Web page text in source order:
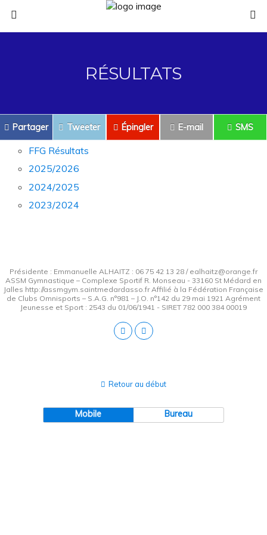
RÉSULTATS
Partager Tweeter Épingler E-mail SMS
FFG Résultats
2025/2026
2024/2025
2023/2024
Présidente : Emmanuelle ALHAITZ : 06 75 42 13 28 / ealhaitz@orange.fr
ASSM Gymnastique – Complexe Sportif R. Monseau - 33160 St Médard en
Jalles http://assmgym.saintmedardasso.fr Affilié à la Fédération Française
de Clubs Omnisports – S.A.G. n°981 – J.O. n°142 du 29 mai 1921 Agrément
Jeunesse et Sport : 2543 du 01/06/1941 - SIRET 782 000 384 00019
Retour au début
Mobile Bureau